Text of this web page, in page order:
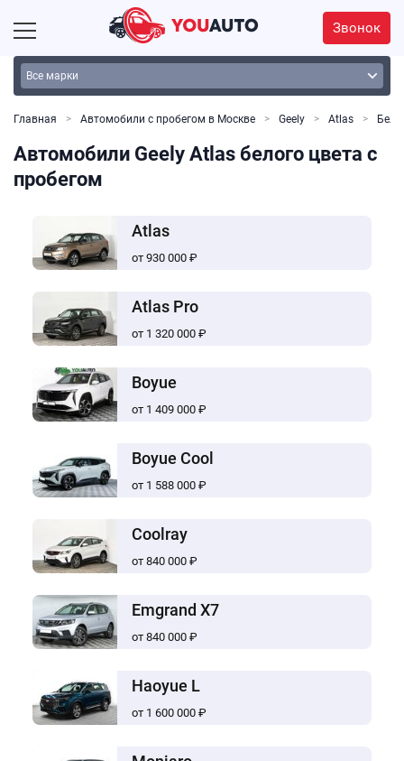
Звонок
Главная Автомобили с пробегом в Москве Geely Atlas
Автомобили Geely Atlas белого цвета с
пробегом
Atlas
от 930 000 ₽
Atlas Pro
от 1 320 000 ₽
Boyue
от 1 409 000 ₽
Boyue Cool
от 1 588 000 ₽
Coolray
от 840 000 ₽
Emgrand X7
от 840 000 ₽
Haoyue L
от 1 600 000 ₽